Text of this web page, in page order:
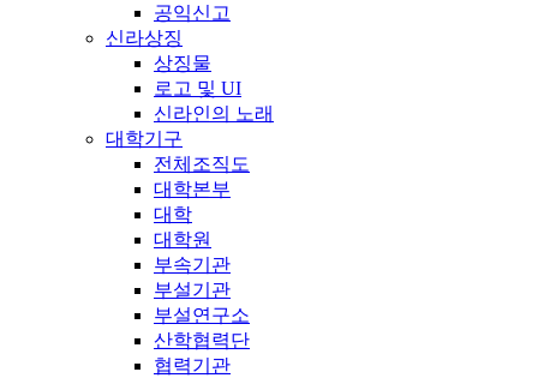
공익신고
신라상징
상징물
로고 및 UI
신라인의 노래
대학기구
전체조직도
대학본부
대학
대학원
부속기관
부설기관
부설연구소
산학협력단
협력기관